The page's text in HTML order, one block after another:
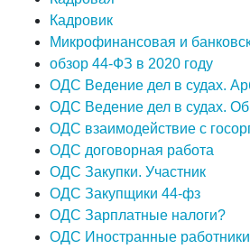
Кадровик
Микрофинансовая и
обзор 44-ФЗ в 2020 году
ОДС Ведение дел в судах.
ОДС Ведение дел в судах.
ОДС взаимодействие с
ОДС договорная работа
ОДС Закупки. Участник
ОДС Закупщики 44-фз
ОДС Зарплатные налоги?
ОДС Иностранные работники